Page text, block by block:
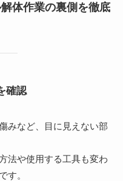
体作業の裏側を徹底
確認
みなど、目に見えない部
法や使用する工具も変わ
す。